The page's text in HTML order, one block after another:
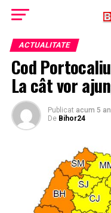
ACTUALITATE
Cod
La cât vor
Publicat acum 5
De Bihor24